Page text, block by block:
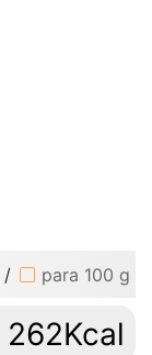
/ para 100 g
262Kcal